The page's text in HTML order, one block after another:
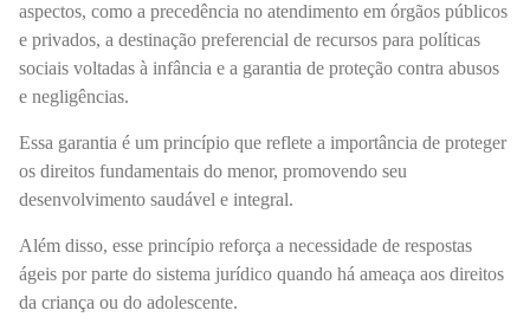
aspectos, como a precedência no atendimento em órgãos públicos
e privados, a destinação preferencial de recursos para políticas
sociais voltadas à infância e a garantia de proteção contra abusos
e negligências.
Essa garantia é um princípio que reflete a importância de proteger
os direitos fundamentais do menor, promovendo seu
desenvolvimento saudável e integral.
Além disso, esse princípio reforça a necessidade de respostas
ágeis por parte do sistema jurídico quando há ameaça aos direitos
da criança ou do adolescente.